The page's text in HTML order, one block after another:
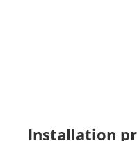
Installation